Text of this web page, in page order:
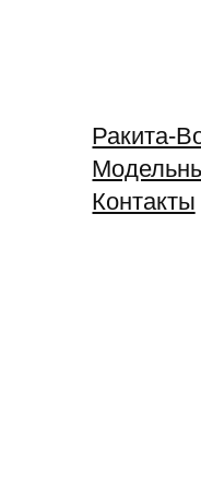
Ракита-
Контакты